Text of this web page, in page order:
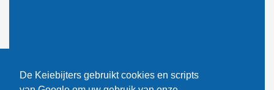
De Keiebijters gebruikt cookies en scripts